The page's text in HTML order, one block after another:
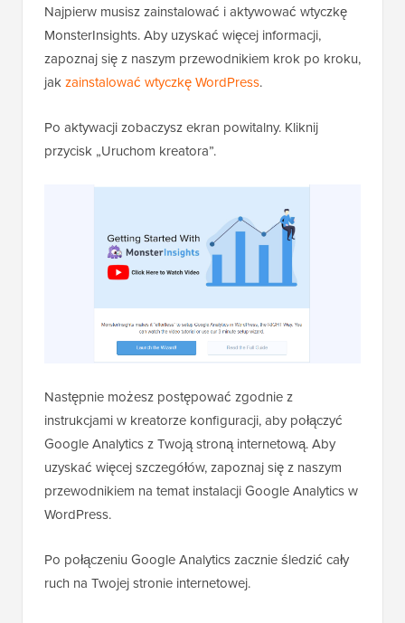
Najpierw musisz zainstalować i aktywować wtyczkę
MonsterInsights. Aby uzyskać więcej informacji,
zapoznaj się z naszym przewodnikiem krok po kroku,
jakzainstalować wtyczkę WordPress.
Po aktywacji zobaczysz ekran powitalny. Kliknij
przycisk „Uruchom kreatora”.
Następnie możesz postępować zgodnie z
instrukcjami w kreatorze konfiguracji, aby połączyć
Google Analytics z Twoją stroną internetową. Aby
uzyskać więcej szczegółów, zapoznaj się z naszym
przewodnikiem na temat instalacji Google Analytics w
WordPress.
Po połączeniu Google Analytics zacznie śledzić cały
ruch na Twojej stronie internetowej.